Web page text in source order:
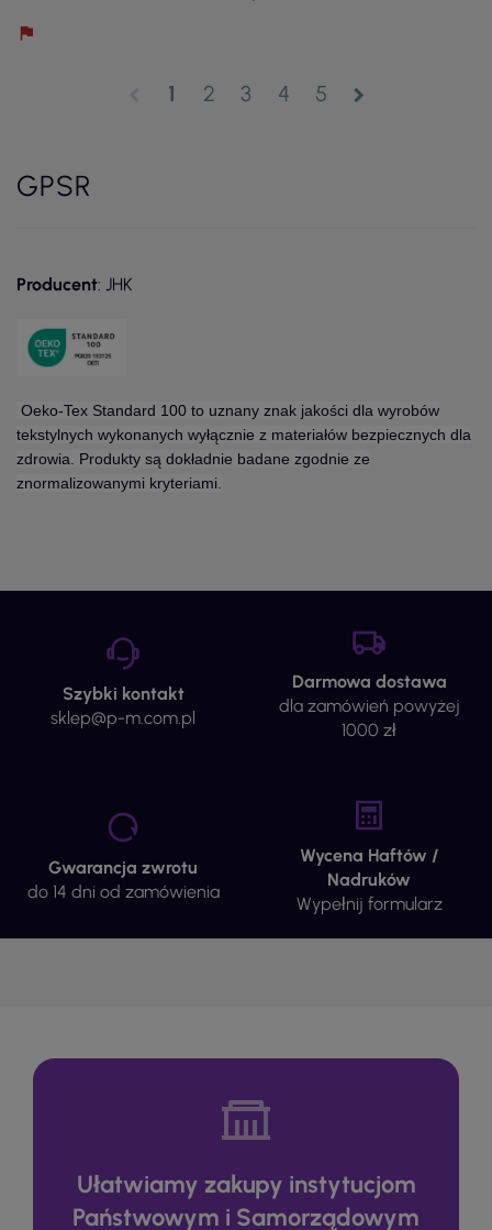
1 2 3 4 5 chevron_right
GPSR
Producent: JHK
Oeko-Tex Standard 100 to uznany znak jakości dla wyrobów
tekstylnych wykonanych wyłącznie z materiałów bezpiecznych dla
zdrowia. Produkty są dokładnie badane zgodnie ze
znormalizowanymi kryteriami.
Szybki kontakt
sklep@p-m.com.pl
Darmowa dostawa
dla zamówień powyżej
1000 zł
Gwarancja zwrotu
do 14 dni od zamówienia
Wycena Haftów /
Nadruków
Wypełnij formularz
Ułatwiamy zakupy instytucjom
Państwowym i Samorządowym